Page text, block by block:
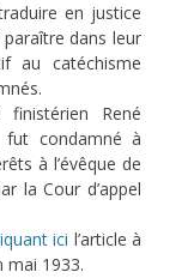
en justice
dans leur
au catéchisme
René
fut condamné à
à l’évêque de
la Cour d’appel
ici l’article à
mai 1933.